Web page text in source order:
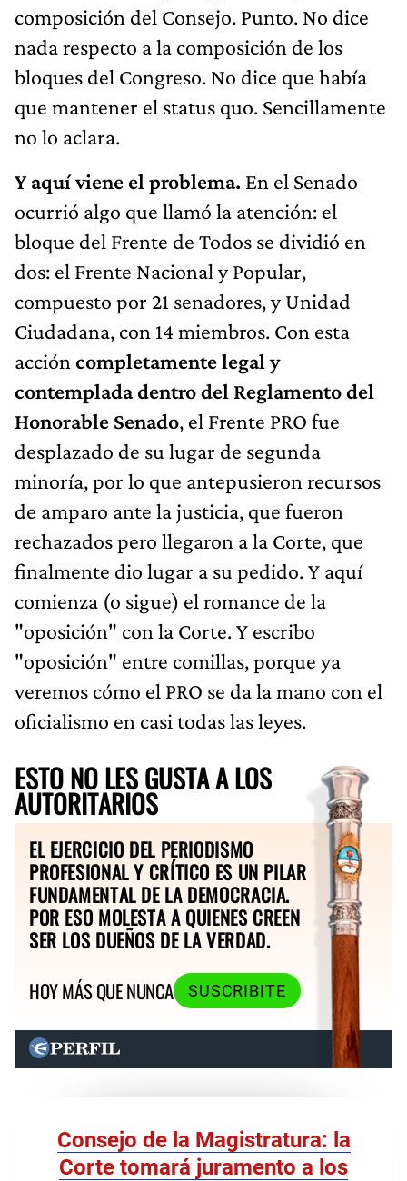
composición del Consejo. Punto. No dice
nada respecto a la composición de los
bloques del Congreso. No dice que había
que mantener el status quo. Sencillamente
no lo aclara.
Y aquí viene el problema. En el Senado
ocurrió algo que llamó la atención: el
bloque del Frente de Todos se dividió en
dos: el Frente Nacional y Popular,
compuesto por 21 senadores, y Unidad
Ciudadana, con 14 miembros. Con esta
acción completamente legal y
contemplada dentro del Reglamento del
Honorable Senado, el Frente PRO fue
desplazado de su lugar de segunda
minoría, por lo que antepusieron recursos
de amparo ante la justicia, que fueron
rechazados pero llegaron a la Corte, que
finalmente dio lugar a su pedido. Y aquí
comienza (o sigue) el romance de la
"oposición" con la Corte. Y escribo
"oposición" entre comillas, porque ya
veremos cómo el PRO se da la mano con el
oficialismo en casi todas las leyes.
ESTO NO LES GUSTA A LOS
AUTORITARIOS
EL EJERCICIO DEL PERIODISMO
PROFESIONAL Y CRÍTICO ES UN PILAR
FUNDAMENTAL DE LA DEMOCRACIA.
POR ESO MOLESTA A QUIENES CREEN
SER LOS DUEÑOS DE LA VERDAD.
HOY MÁS QUE NUNCA
SUSCRIBITE
Consejo de la Magistratura: la
Corte tomará juramento a los